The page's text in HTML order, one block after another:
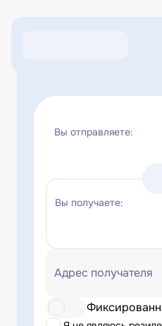
Вы отправляете:
Вы получаете:
Адрес получателя